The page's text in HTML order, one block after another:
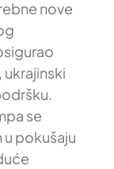
nove
se
pokušaju